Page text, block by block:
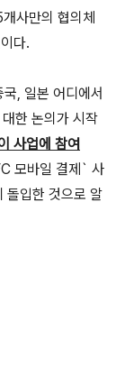
사만의 협의체
다.
, 일본 어디에서
한 논의가 시작
사업에 참여
모바일 결제` 사
돌입한 것으로 알